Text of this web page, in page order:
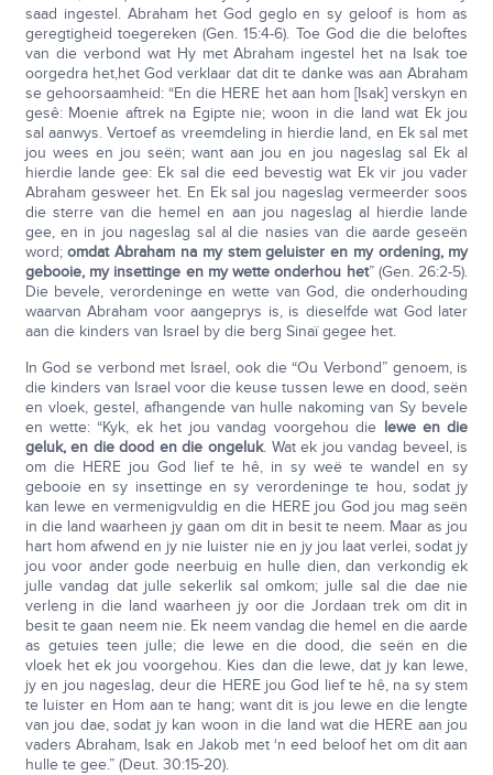
saad ingestel. Abraham het God geglo en sy geloof is hom as
geregtigheid toegereken (Gen. 15:4-6). Toe God die die beloftes
van die verbond wat Hy met Abraham ingestel het na Isak toe
oorgedra het,het God verklaar dat dit te danke was aan Abraham
se gehoorsaamheid: “En die HERE het aan hom [Isak] verskyn en
gesê: Moenie aftrek na Egipte nie; woon in die land wat Ek jou
sal aanwys. Vertoef as vreemdeling in hierdie land, en Ek sal met
jou wees en jou seën; want aan jou en jou nageslag sal Ek al
hierdie lande gee: Ek sal die eed bevestig wat Ek vir jou vader
Abraham gesweer het. En Ek sal jou nageslag vermeerder soos
die sterre van die hemel en aan jou nageslag al hierdie lande
gee, en in jou nageslag sal al die nasies van die aarde geseën
word;omdat Abraham na my stem geluister en my ordening, my
gebooie, my insettinge en my wette onderhou het” (Gen. 26:2-5).
Die bevele, verordeninge en wette van God, die onderhouding
waarvan Abraham voor aangeprys is, is dieselfde wat God later
aan die kinders van Israel by die berg Sinaï gegee het.
In God se verbond met Israel, ook die “Ou Verbond” genoem, is
die kinders van Israel voor die keuse tussen lewe en dood, seën
en vloek, gestel, afhangende van hulle nakoming van Sy bevele
en wette: “Kyk, ek het jou vandag voorgehou die lewe en die
geluk, en die dood en die ongeluk. Wat ek jou vandag beveel, is
om die HERE jou God lief te hê, in sy weë te wandel en sy
gebooie en sy insettinge en sy verordeninge te hou, sodat jy
kan lewe en vermenigvuldig en die HERE jou God jou mag seën
in die land waarheen jy gaan om dit in besit te neem. Maar as jou
hart hom afwend en jy nie luister nie en jy jou laat verlei, sodat jy
jou voor ander gode neerbuig en hulle dien, dan verkondig ek
julle vandag dat julle sekerlik sal omkom; julle sal die dae nie
verleng in die land waarheen jy oor die Jordaan trek om dit in
besit te gaan neem nie. Ek neem vandag die hemel en die aarde
as getuies teen julle; die lewe en die dood, die seën en die
vloek het ek jou voorgehou. Kies dan die lewe, dat jy kan lewe,
jy en jou nageslag, deur die HERE jou God lief te hê, na sy stem
te luister en Hom aan te hang; want dit is jou lewe en die lengte
van jou dae, sodat jy kan woon in die land wat die HERE aan jou
vaders Abraham, Isak en Jakob met ‘n eed beloof het om dit aan
hulle te gee.” (Deut. 30:15-20).